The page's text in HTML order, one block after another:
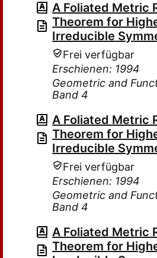
A Foliated Metric
Theorem for
Irreducible
Frei verfügbar
Erschienen: 1994
Geometric and
Band 4
A Foliated Metric
Theorem for
Irreducible
Frei verfügbar
Erschienen: 1994
Geometric and
Band 4
A Foliated Metric
Theorem for